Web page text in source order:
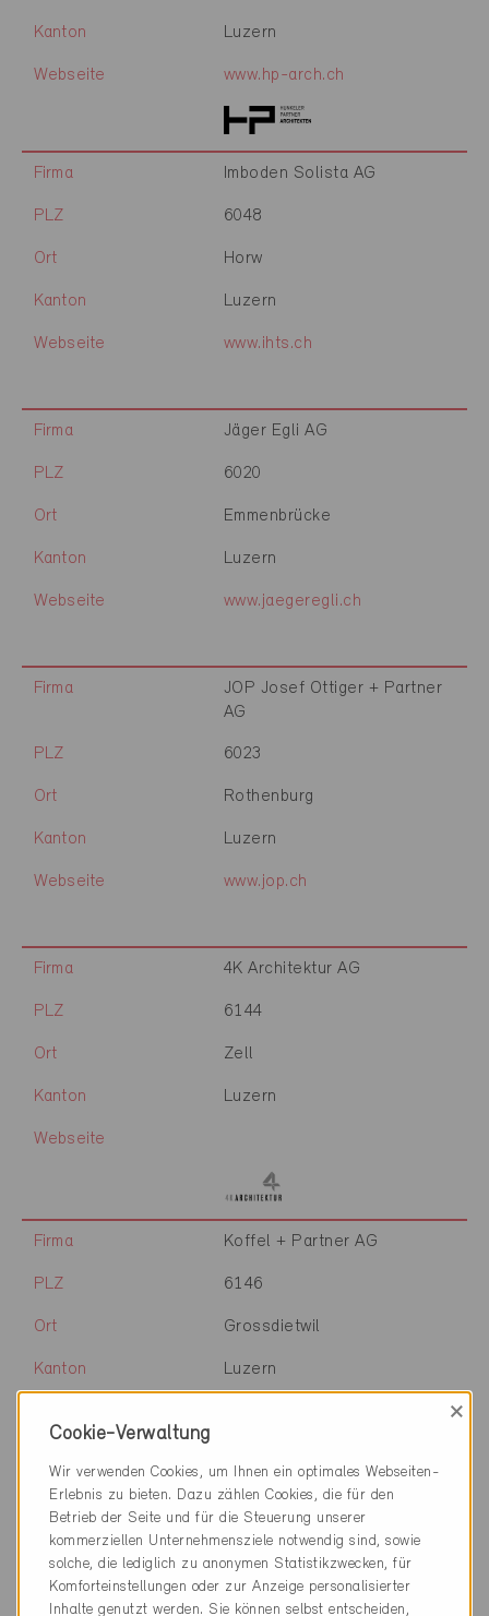
Kanton Luzern
Webseite www.hp-arch.ch
Firma Imboden Solista AG
PLZ 6048
Ort Horw
Kanton Luzern
Webseite www.ihts.ch
Firma Jäger Egli AG
PLZ 6020
Ort Emmenbrücke
Kanton Luzern
Webseite www.jaegeregli.ch
Firma
JOP Josef Ottiger + Partner
AG
PLZ 6023
Ort Rothenburg
Kanton Luzern
Webseite www.jop.ch
Firma 4K Architektur AG
PLZ 6144
Ort Zell
Kanton Luzern
Webseite
Firma Koffel + Partner AG
PLZ 6146
Ort Grossdietwil
Kanton Luzern
Firma beplus Architekten AG
PLZ 6246
Ort Altishofen
Cookie-Verwaltung
×
Wir verwenden Cookies, um Ihnen ein optimales Webseiten-
Erlebnis zu bieten. Dazu zählen Cookies, die für den
Betrieb der Seite und für die Steuerung unserer
kommerziellen Unternehmensziele notwendig sind, sowie
solche, die lediglich zu anonymen Statistikzwecken, für
Komforteinstellungen oder zur Anzeige personalisierter
Inhalte genutzt werden. Sie können selbst entscheiden,